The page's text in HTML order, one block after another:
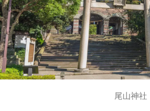
尾山神社